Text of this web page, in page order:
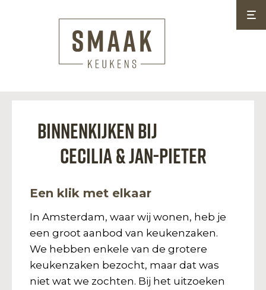
Binnenkijken bij
Cecilia & Jan-Pieter
Een klik met elkaar
In Amsterdam, waar wij wonen, heb je
een groot aanbod van keukenzaken.
We hebben enkele van de grotere
keukenzaken bezocht, maar dat was
niet wat we zochten. Bij het uitzoeken